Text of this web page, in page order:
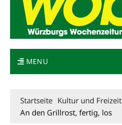
MENU
Startseite Kultur und Freizeit
An den Grillrost, fertig, los